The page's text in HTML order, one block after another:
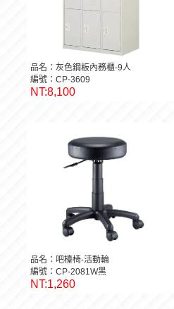
品名：灰色鋼板內務櫃-9人
編號：CP-3609
NT:8,100
品名：吧檯椅-活動輪
編號：CP-2081W黑
NT:1,260